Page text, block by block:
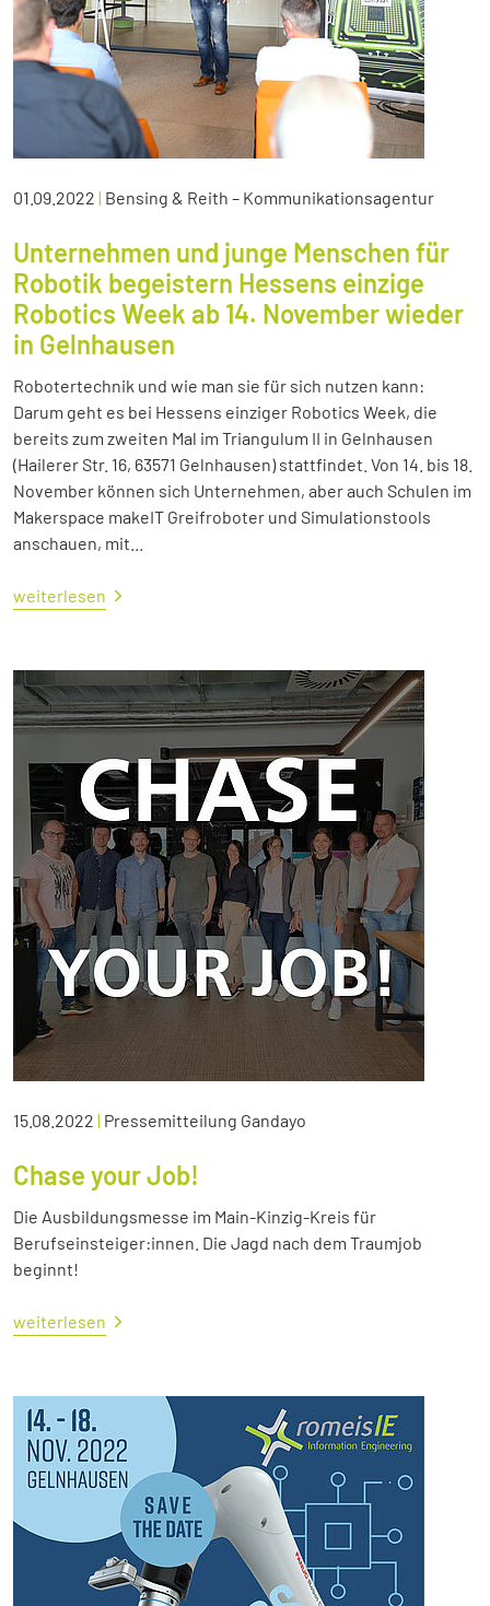
01.09.2022 | Bensing & Reith – Kommunikationsagentur
Unternehmen und junge Menschen für
Robotik begeistern Hessens einzige
Robotics Week ab 14. November wieder
in Gelnhausen
Robotertechnik und wie man sie für sich nutzen kann:
Darum geht es bei Hessens einziger Robotics Week, die
bereits zum zweiten Mal im Triangulum II in Gelnhausen
(Hailerer Str. 16, 63571 Gelnhausen) stattfindet. Von 14. bis 18.
November können sich Unternehmen, aber auch Schulen im
Makerspace makeIT Greifroboter und Simulationstools
anschauen, mit...
weiterlesen
15.08.2022 | Pressemitteilung Gandayo
Chase your Job!
Die Ausbildungsmesse im Main-Kinzig-Kreis für
Berufseinsteiger:innen. Die Jagd nach dem Traumjob
beginnt!
weiterlesen